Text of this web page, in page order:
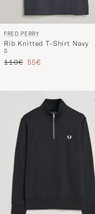
FRED PERRY
Rib Knitted T-Shirt Navy
S
Regulärer Preis
110€ Reduzierter Preis
55€